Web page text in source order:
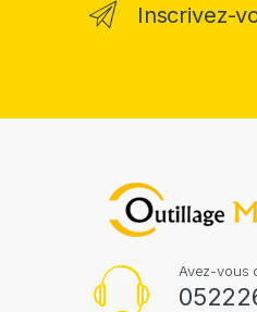
Inscrivez-
Avez-vous